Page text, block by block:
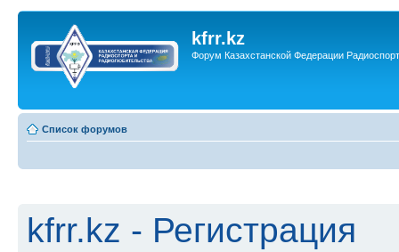
kfrr.kz
Форум Казахстанской Федерации
Список форумов
kfrr.kz - Регистрация